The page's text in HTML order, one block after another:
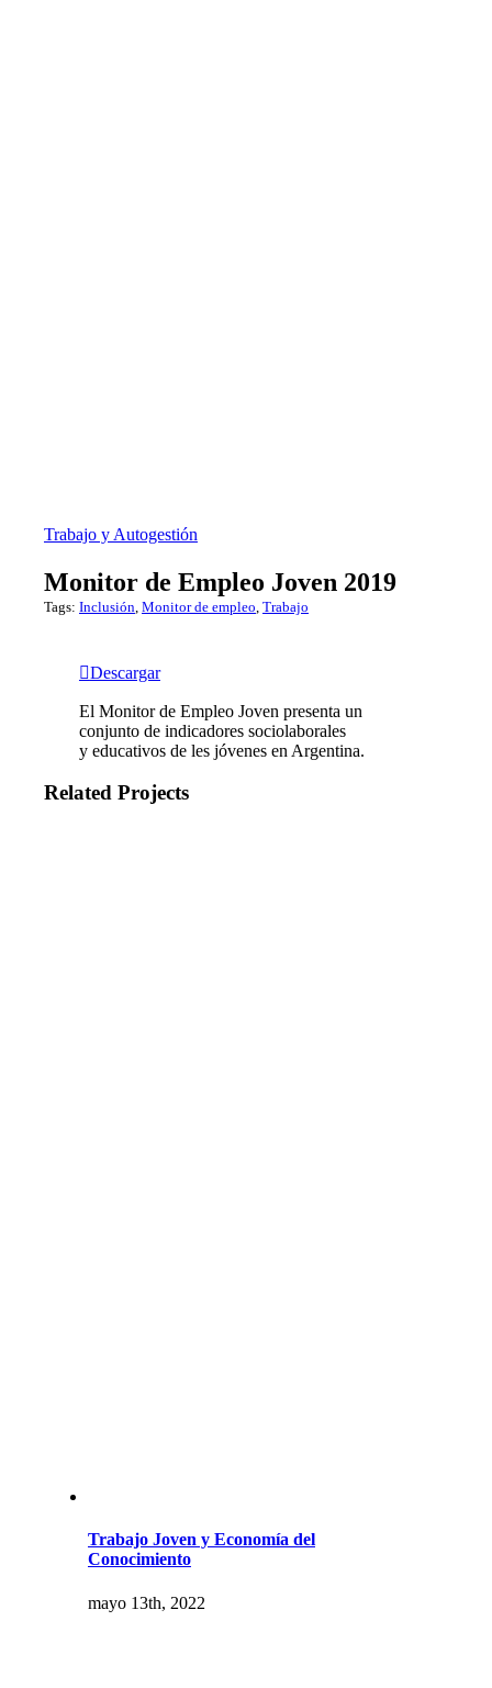
Trabajo y Autogestión
Monitor de Empleo Joven 2019
Tags: Inclusión, Monitor de empleo, Trabajo
Descargar
El Monitor de Empleo Joven presenta un
conjunto de indicadores sociolaborales
y educativos de les jóvenes en Argentina.
Related Projects
Trabajo Joven y Economía del
Conocimiento
mayo 13th, 2022